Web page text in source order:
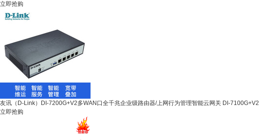
立即抢购
友讯（D-Link）DI-7200G+V2多WAN口全千兆企业级路由器/上网行为管理智能云网关 DI-7100G+V2
立即抢购